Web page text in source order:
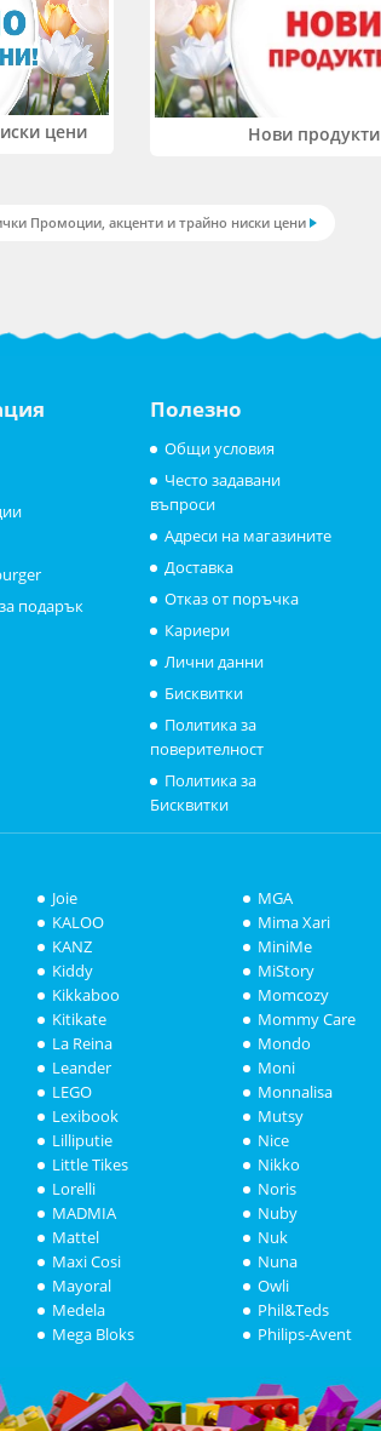
цени Нови продукти
Промоции, акценти и трайно ниски цени
подарък
Полезно
Общи условия
Често задавани
въпроси
Адреси на магазините
Доставка
Отказ от поръчка
Кариери
Лични данни
Бисквитки
Политика за
поверителност
Политика за
Бисквитки
Joie
KALOO
KANZ
Kiddy
Kikkaboo
Kitikate
La Reina
Leander
LEGO
Lexibook
Lilliputie
Little Tikes
Lorelli
MADMIA
Mattel
Maxi Cosi
Mayoral
Medela
Mega Bloks
MGA
Mima Xari
MiniMe
MiStory
Momcozy
Mommy Care
Mondo
Moni
Monnalisa
Mutsy
Nice
Nikko
Noris
Nuby
Nuk
Nuna
Owli
Phil&Teds
Philips-Avent